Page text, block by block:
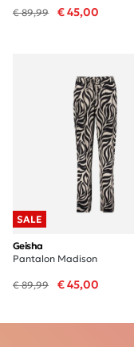
€ 89,99 € 45,00
SALE
Geisha
Pantalon Madison
€ 89,99 € 45,00